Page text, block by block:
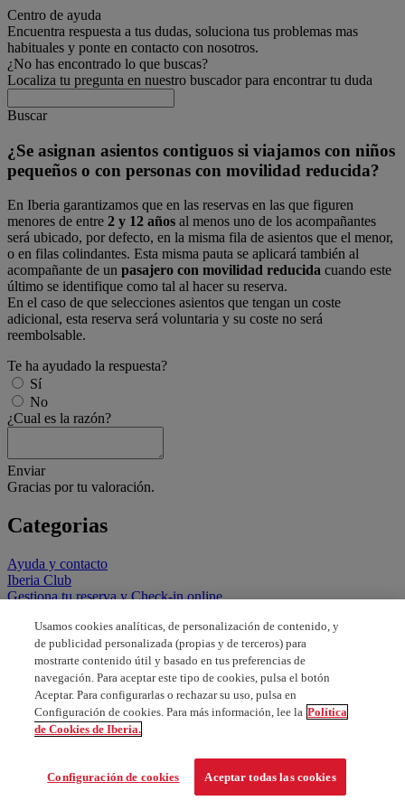
Centro de ayuda
Encuentra respuesta a tus dudas, soluciona tus problemas mas
habituales y ponte en contacto con nosotros.
¿No has encontrado lo que buscas?
Localiza tu pregunta en nuestro buscador para encontrar tu duda
Buscar
¿Se asignan asientos contiguos si viajamos con niños
pequeños o con personas con movilidad reducida?
En Iberia garantizamos que en las reservas en las que figuren
menores de entre 2 y 12 años al menos uno de los acompañantes
será ubicado, por defecto, en la misma fila de asientos que el menor,
o en filas colindantes. Esta misma pauta se aplicará también al
acompañante de un pasajero con movilidad reducida cuando este
último se identifique como tal al hacer su reserva.
En el caso de que selecciones asientos que tengan un coste
adicional, esta reserva será voluntaria y su coste no será
reembolsable.
Te ha ayudado la respuesta?
Sí
No
¿Cual es la razón?
Enviar
Gracias por tu valoración.
Categorias
Ayuda y contacto
Iberia Club
Gestiona tu reserva y Check-in online
Todo el equipaje y mascotas
Menores, familias, asistencia especial y documentación
Tarifas, descuentos, promociones y vuelos especiales
Vuelos y servicios en el aeropuerto
Nuestras clases y servicios a bordo
Usamos cookies analíticas, de personalización de contenido, y
de publicidad personalizada (propias y de terceros) para
mostrarte contenido útil y basado en tus preferencias de
navegación. Para aceptar este tipo de cookies, pulsa el botón
Aceptar. Para configurarlas o rechazar su uso, pulsa en
Configuración de cookies. Para más información, lee la Política
de Cookies de Iberia.
Configuración de cookies Aceptar todas las cookies